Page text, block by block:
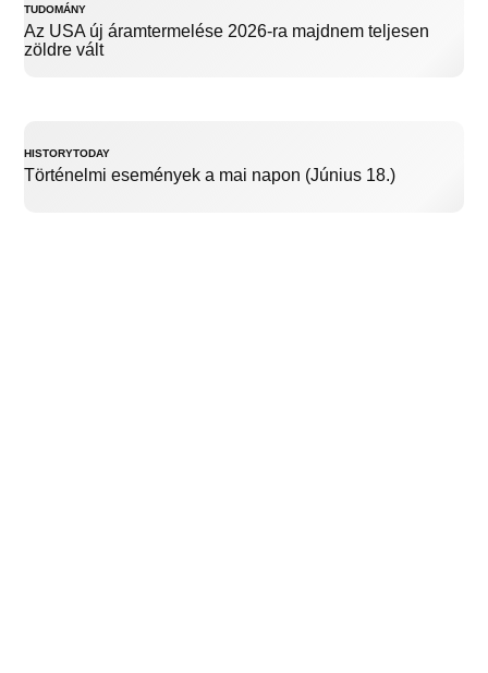
TUDOMÁNY
Az USA új áramtermelése 2026-ra majdnem teljesen
zöldre vált
HISTORYTODAY
Történelmi események a mai napon (Június 18.)